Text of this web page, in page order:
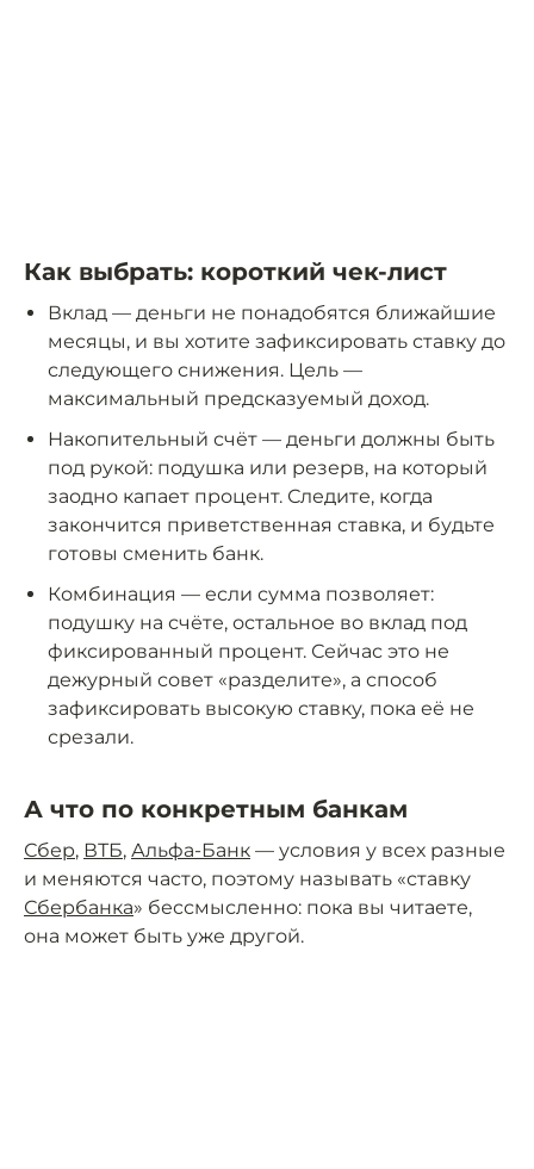
Как выбрать: короткий чек-лист
Вклад — деньги не понадобятся ближайшие
месяцы, и вы хотите зафиксировать ставку до
следующего снижения. Цель —
максимальный предсказуемый доход.
Накопительный счёт — деньги должны быть
под рукой: подушка или резерв, на который
заодно капает процент. Следите, когда
закончится приветственная ставка, и будьте
готовы сменить банк.
Комбинация — если сумма позволяет:
подушку на счёте, остальное во вклад под
фиксированный процент. Сейчас это не
дежурный совет «разделите», а способ
зафиксировать высокую ставку, пока её не
срезали.
А что по конкретным банкам
Сбер, ВТБ, Альфа-Банк — условия у всех разные
и меняются часто, поэтому называть «ставку
Сбербанка» бессмысленно: пока вы читаете,
она может быть уже другой.